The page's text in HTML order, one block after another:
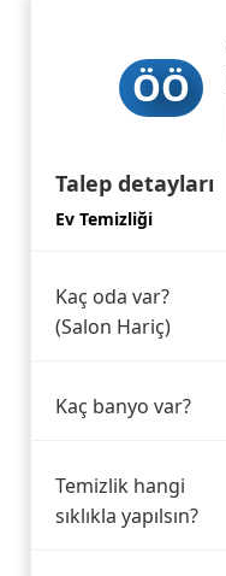
ÖÖ
Talep detayları
Ev Temizliği
Kaç oda var?
(Salon Hariç)
Kaç banyo var?
Temizlik hangi
sıklıkla yapılsın?